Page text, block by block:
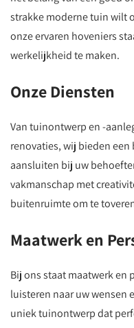
strakke moderne tuin wilt
onze ervaren hoveniers
werkelijkheid te maken.
Onze Diensten
Van tuinontwerp en -
renovaties, wij bieden
aansluiten bij uw
vakmanschap met
buitenruimte om te
Maatwerk en
Bij ons staat maatwerk en
luisteren naar uw wensen
uniek tuinontwerp dat